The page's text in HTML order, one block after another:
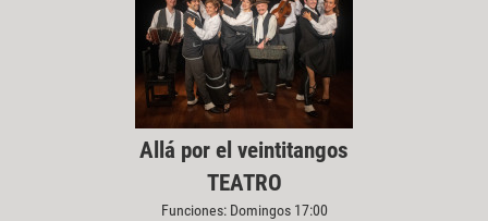
Allá por el veintitangos
TEATRO
Funciones: Domingos 17:00